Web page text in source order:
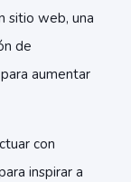
sitio web, una
de
aumentar
con
inspirar a